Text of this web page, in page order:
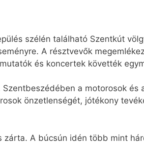
szélén található Szentkút
A résztvevők
és koncertek követték
a motorosok és
önzetlenségét, jótékony
A búcsún idén több mint